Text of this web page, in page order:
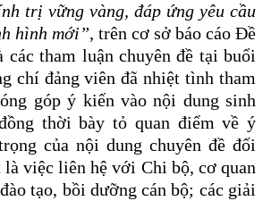
trị vững vàng, đáp ứng yêu cầu
hình mới”, trên cơ sở báo cáo Đề
các tham luận chuyên đề tại buổi
chí đảng viên đã nhiệt tình tham
góp ý kiến vào nội dung sinh
thời bày tỏ quan điểm về ý
của nội dung chuyên đề đối
là việc liên hệ với Chi bộ, cơ quan
tạo, bồi dưỡng cán bộ; các giải